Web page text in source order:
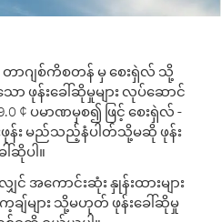
တာဂျစ်ကိစတန် မှ စေးရှဲလ် သို့
ဖုန်းခေါ်ဆိုမှုများ လုပ်ဆောင်
¢ ပမာဏမှစ၍ ဖြင့် စေးရှဲလ် -
န်း မည်သည့်နံပါတ်သို့မဆို ဖုန်း
ါ်ဆိုပါ။
အကောင်းဆုံး နှုန်းထားများ
ျ်များ သို့မဟုတ် ဖုန်းခေါ်ဆိုမှု